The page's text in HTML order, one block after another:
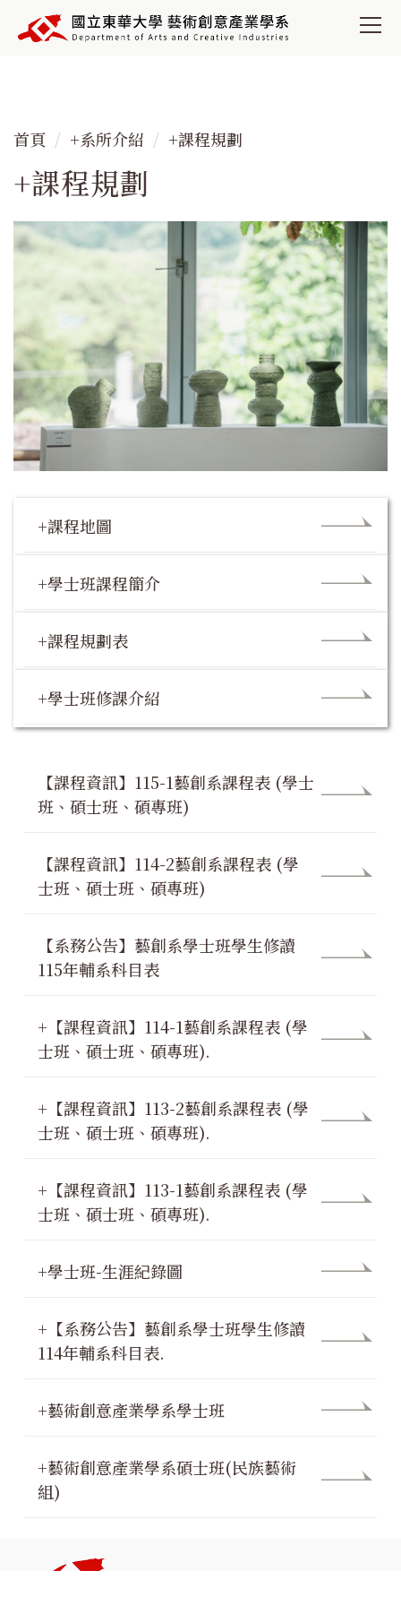
到
容
首頁 +系所介紹 +課程規劃
+課程規劃
+課程地圖
+學士班課程簡介
+課程規劃表
+學士班修課介紹
【課程資訊】115-1藝創系課程表 (學士
班、碩士班、碩專班)
【課程資訊】114-2藝創系課程表 (學
士班、碩士班、碩專班)
【系務公告】藝創系學士班學生修讀
115年輔系科目表
+【課程資訊】114-1藝創系課程表 (學
士班、碩士班、碩專班).
+【課程資訊】113-2藝創系課程表 (學
士班、碩士班、碩專班).
+【課程資訊】113-1藝創系課程表 (學
士班、碩士班、碩專班).
+學士班-生涯紀錄圖
+【系務公告】藝創系學士班學生修讀
114年輔系科目表.
+藝術創意產業學系學士班
+藝術創意產業學系碩士班(民族藝術
組)